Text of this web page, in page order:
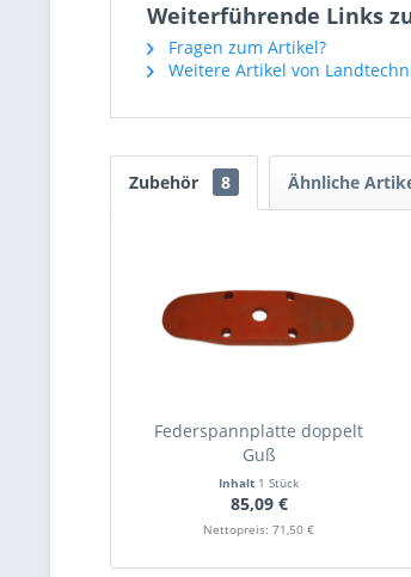
Weiterführende Links
Fragen zum Artikel?
Weitere Artikel von
Zubehör 8 Ähnliche
Federspannplatte doppelt
Guß
Inhalt 1 Stück
85,09 €
Nettopreis: 71,50 €